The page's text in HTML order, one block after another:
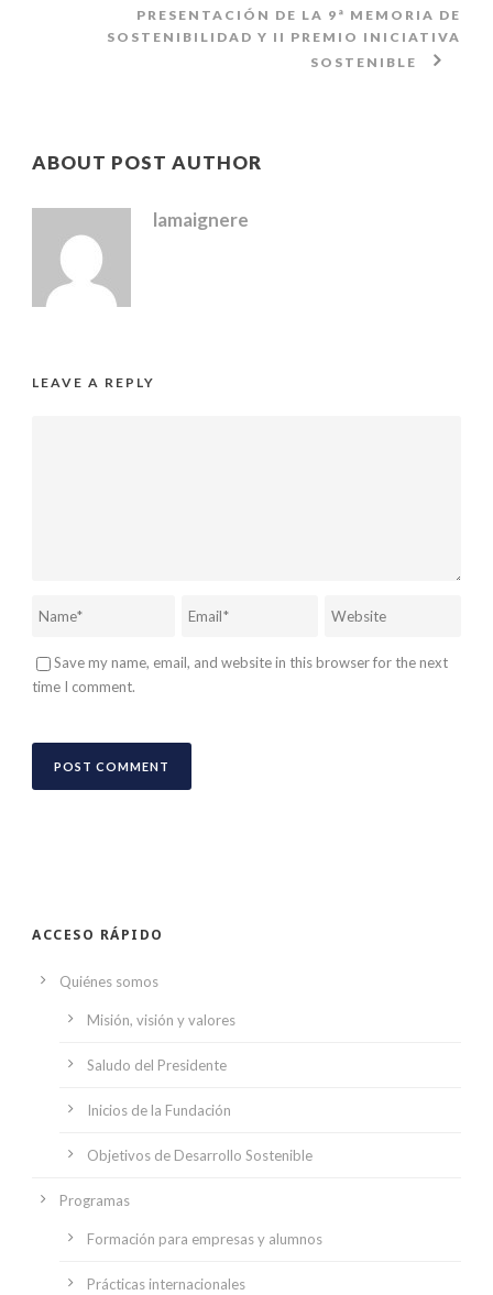
PRESENTACIÓN DE LA 9ª MEMORIA DE
SOSTENIBILIDAD Y II PREMIO INICIATIVA
SOSTENIBLE
ABOUT POST AUTHOR
lamaignere
LEAVE A REPLY
Save my name, email, and website in this browser for the next
time I comment.
ACCESO RÁPIDO
Quiénes somos
Misión, visión y valores
Saludo del Presidente
Inicios de la Fundación
Objetivos de Desarrollo Sostenible
Programas
Formación para empresas y alumnos
Prácticas internacionales